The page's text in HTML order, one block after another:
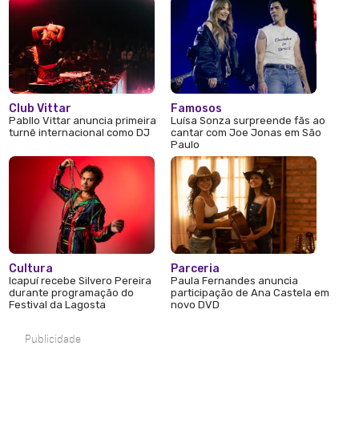
Club Vittar
Pabllo Vittar anuncia primeira
turnê internacional como DJ
Cultura
Icapuí recebe Silvero Pereira
durante programação do
Festival da Lagosta
Famosos
Luísa Sonza surpreende fãs ao
cantar com Joe Jonas em São
Paulo
Parceria
Paula Fernandes anuncia
participação de Ana Castela em
novo DVD
Publicidade